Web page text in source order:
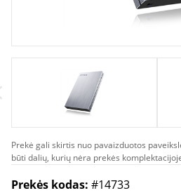
Prekė gali skirtis nuo pavaizduotos
būti dalių, kurių nėra prekės
Prekės kodas: #14733